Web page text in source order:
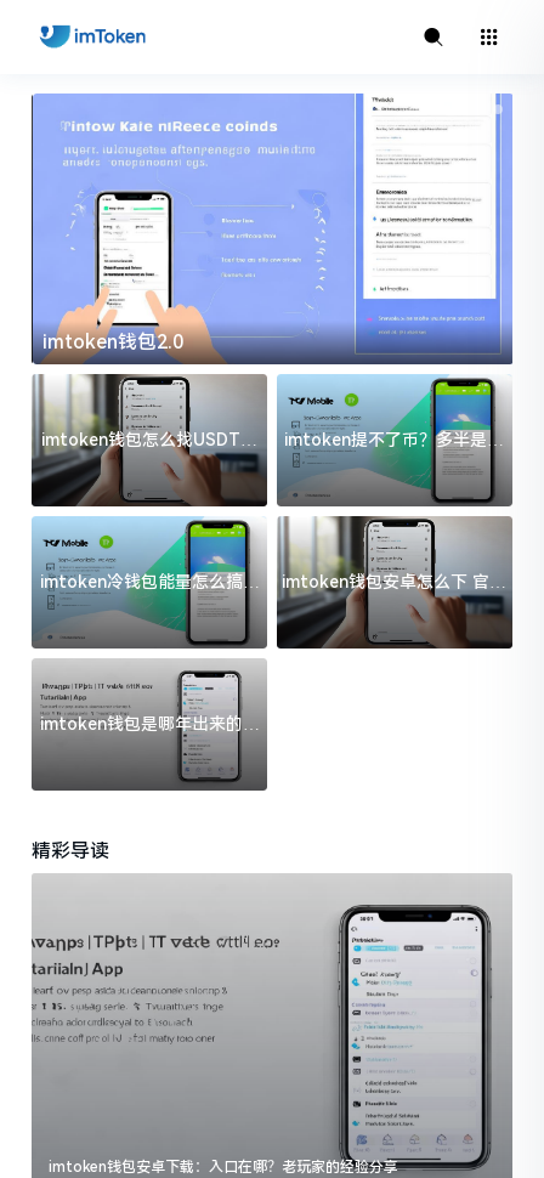
imtoken钱包2.0
imtoken钱包怎么找USDT地
址？三步搞定不踩坑
imtoken提不了币？多半是这
几件事没处理好
imtoken冷钱包能量怎么搞？
过来人告诉你门道
imtoken钱包安卓怎么下 官方
渠道避坑指南
imtoken钱包是哪年出来的？
一文给你说清楚
精彩导读
imtoken钱包安卓下载：入口在哪？老玩家的经验分享